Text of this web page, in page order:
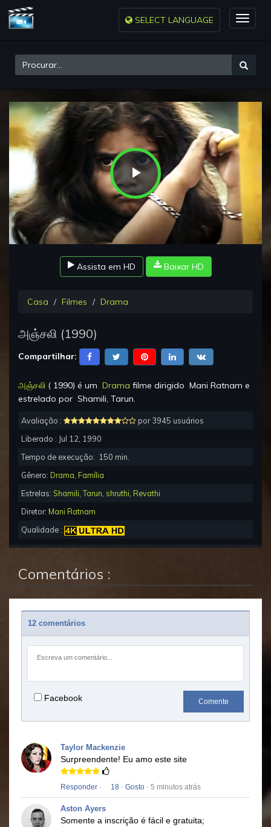
Toggle
SELECT LANGUAGE
Play
Video
Assista em HD Baixar HD
Casa Filmes Drama
அஞ்சலி (1990)
Compartilhar:
அஞ்சலி ( 1990) é um Drama filme dirigido Mani Ratnam e
estrelado por Shamili, Tarun.
Avaliação :
por 3945 usuários
Liberado : Jul 12, 1990
Tempo de execução: 150 min.
Gênero: Drama Família
Estrelas: Shamili ,Tarun shruthi Revathi
Diretor: Mani Ratnam
Qualidade :
Comentários :
12 comentários
Facebook Comente
Taylor Mackenzie
Surpreendente! Eu amo este site
Responder · 18 · Gosto · 5 minutos atrás
Aston Ayers
Somente a inscrição é fácil e gratuita;